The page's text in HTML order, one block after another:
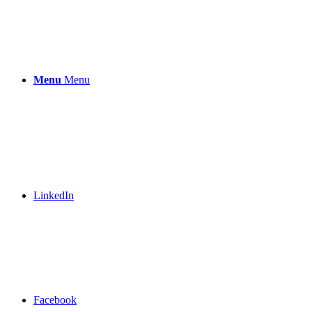
Menu Menu
LinkedIn
Facebook